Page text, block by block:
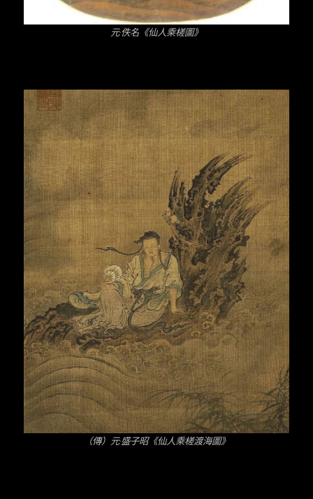
元·佚名《仙人乘槎圖》
（傳）元·盛子昭《仙人乘槎渡海圖》